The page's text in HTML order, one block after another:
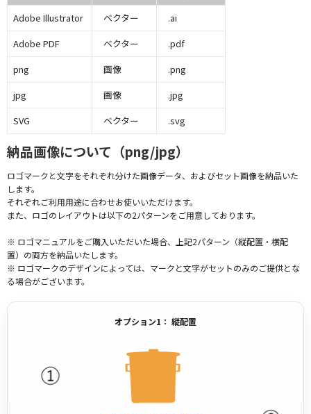
Adobe Illustrator
ベクター
.ai
Adobe PDF
ベクター
.pdf
png
画像
.png
jpg
画像
.jpg
SVG
ベクター .svg
納品画像について（png/jpg）
ロゴマークと文字をそれぞれ分けた画像データ、およびセット画像を納品いた
します。
それぞれご利用用途に合わせお使いいただけます。
また、ロゴのレイアウトは以下の2パターンをご用意しております。
※ ロゴマニュアルをご購入いただいた場合、上記2パターン（縦配置・横配
置）の両方を納品いたします。
※ ロゴマークのデザインによっては、マークと文字がセットのみのご提供とな
る場合がございます。
オプション1： 縦配置